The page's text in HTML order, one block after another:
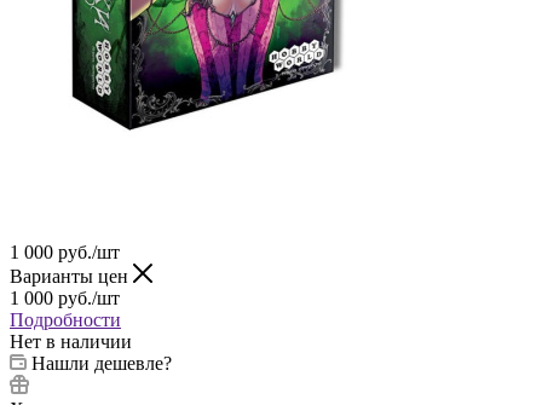
1 000 руб./шт
Варианты цен
1 000 руб./шт
Подробности
Нет в наличии
Нашли дешевле?